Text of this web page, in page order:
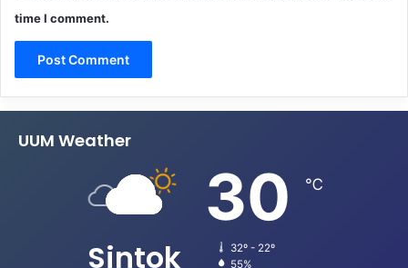
time I comment.
UUM Weather
Sintok
30 ℃
32º - 22º
55%